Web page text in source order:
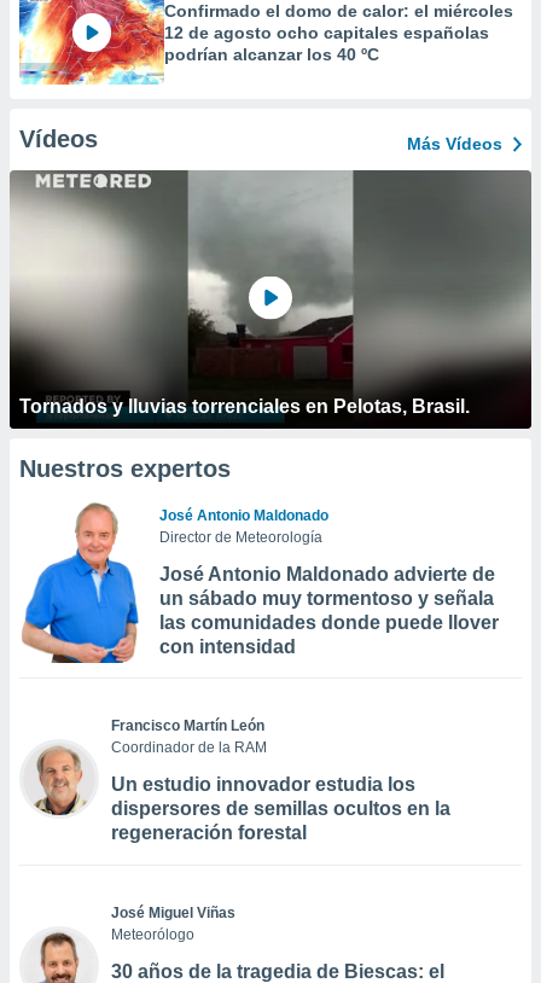
Confirmado el domo de calor: el miércoles
12 de agosto ocho capitales españolas
podrían alcanzar los 40 ºC
Vídeos Más Vídeos
Tornados y lluvias torrenciales en Pelotas, Brasil.
Nuestros expertos
José Antonio Maldonado
Director de Meteorología
José Antonio Maldonado advierte de
un sábado muy tormentoso y señala
las comunidades donde puede llover
con intensidad
Francisco Martín León
Coordinador de la RAM
Un estudio innovador estudia los
dispersores de semillas ocultos en la
regeneración forestal
José Miguel Viñas
Meteorólogo
30 años de la tragedia de Biescas: el